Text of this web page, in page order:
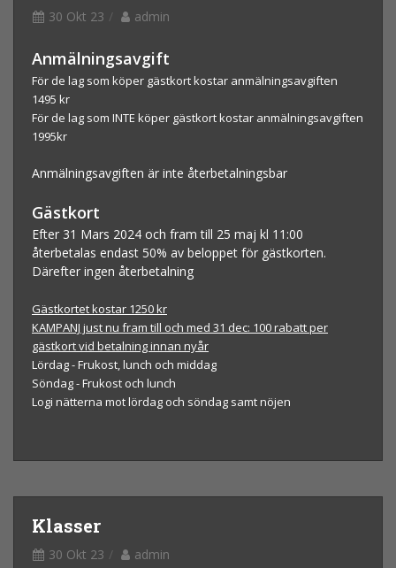
30 Okt 23 admin
Anmälningsavgift
För de lag som köper gästkort kostar anmälningsavgiften
1495 kr
För de lag som INTE köper gästkort kostar anmälningsavgiften
1995kr
Anmälningsavgiften är inte återbetalningsbar
Gästkort
Efter 31 Mars 2024 och fram till 25 maj kl 11:00
återbetalas endast 50% av beloppet för gästkorten.
Därefter ingen återbetalning
Gästkortet kostar 1250 kr
KAMPANJ just nu fram till och med 31 dec: 100 rabatt per
gästkort vid betalning innan nyår
Lördag - Frukost, lunch och middag
Söndag - Frukost och lunch
Logi nätterna mot lördag och söndag samt nöjen
Klasser
30 Okt 23 admin